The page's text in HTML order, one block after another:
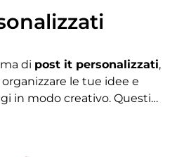
di post it personalizzati,
le tue idee e
in modo creativo. Questi
sono ideali per